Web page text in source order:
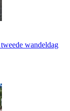
wandeldag